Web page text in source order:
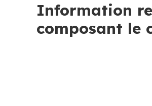
Information
composant le